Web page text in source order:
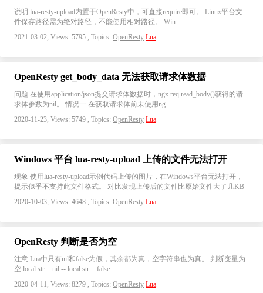
说明 lua-resty-upload内置于OpenResty中，可直接require即可。 Linux平台文
件保存路径需为绝对路径，不能使用相对路径。 Win
2021-03-02, Views: 5795 , Topics: OpenResty Lua
OpenResty get_body_data 无法获取请求体数据
问题 在使用application/json提交请求体数据时，ngx.req.read_body()获得的请
求体参数为nil。 情况一 在获取请求体前未使用ng
2020-11-23, Views: 5749 , Topics: OpenResty Lua
Windows 平台 lua-resty-upload 上传的文件无法打开
现象 使用lua-resty-upload示例代码上传的图片，在Windows平台无法打开，
提示似乎不支持此文件格式。 对比发现上传后的文件比原始文件大了几KB
2020-10-03, Views: 4648 , Topics: OpenResty Lua
OpenResty 判断是否为空
注意 Lua中只有nil和false为假，其余都为真，空字符串也为真。 判断变量为
空 local str = nil -- local str = false
2020-04-11, Views: 8279 , Topics: OpenResty Lua